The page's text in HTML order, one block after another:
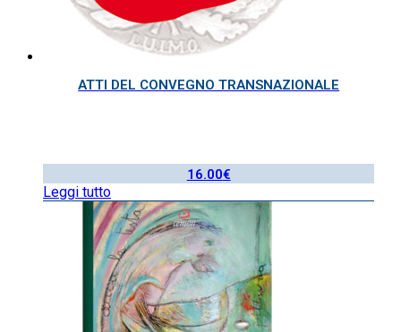
ATTI DEL CONVEGNO TRANSNAZIONALE
16.00€
Leggi tutto